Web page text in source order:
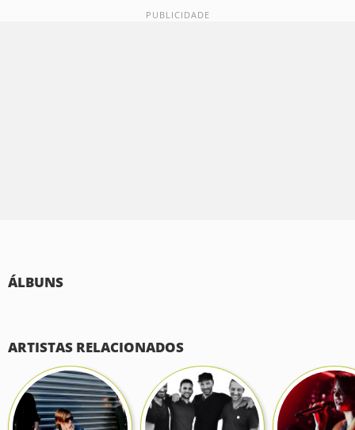
ÁLBUNS
ARTISTAS RELACIONADOS